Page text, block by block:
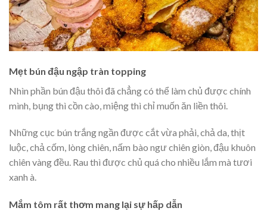
Mẹt bún đậu ngập tràn topping
Nhìn phần bún đậu thôi đã chẳng có thể làm chủ được chính
mình, bụng thì cồn cào, miệng thì chỉ muốn ăn liền thôi.
Những cục bún trắng ngần được cắt vừa phải, chả da, thịt
luộc, chả cốm, lòng chiên, nấm bào ngư chiên giòn, đậu khuôn
chiên vàng đều. Rau thì được chủ quá cho nhiều lắm mà tươi
xanh à.
Mắm tôm rất thơm mang lại sự hấp dẫn